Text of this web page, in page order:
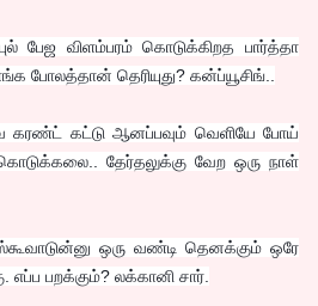
பேஜ விளம்பரம் கொடுக்கிறத பார்த்தா
தெரியுது? கன்ப்யூசிங்..
கரண்ட் கட்டு ஆனப்பவும் வெளியே போய்
தேர்தலுக்கு வேற ஒரு நாள்
ஒரு வண்டி தெனக்கும் ஒரே
எப்ப பறக்கும்? லக்கானி சார்.